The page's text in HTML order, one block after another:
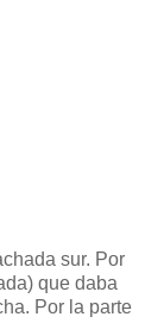
sur. Por
que daba
Por la parte